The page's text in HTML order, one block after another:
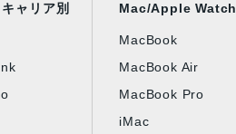
ャリア別 Mac/Apple Watch
MacBook
MacBook Air
MacBook Pro
iMac